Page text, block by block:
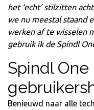
het ‘echt’ stilzitten
we nu meestal staand
werken af te wisselen
gebruik ik de Spindl
Spindl One
Benieuwd naar alle